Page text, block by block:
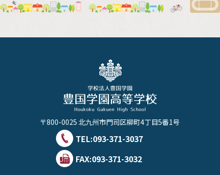
〒800-0025 北九州市門司区柳町4丁目5番1号
TEL:093-371-3037
FAX:093-371-3032